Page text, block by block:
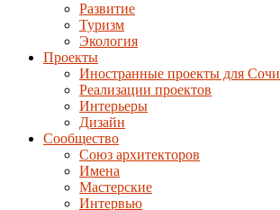
Развитие
Туризм
Экология
Проекты
Иностранные проекты для Сочи
Реализации проектов
Интерьеры
Дизайн
Сообщество
Союз архитекторов
Имена
Мастерские
Интервью